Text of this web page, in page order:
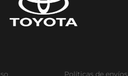
Políticas de envíos